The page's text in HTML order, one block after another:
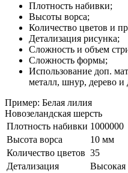
Плотность набивки;
Высоты ворса;
Количество цветов и
Детализация рисунка;
Сложность и объем
Сложность формы;
Использование доп.
металл, шнур, дерево и
Пример: Белая лилия
Новозеландская шерсть
Плотность набивки 1000000
Высота ворса
10 мм
Количество цветов 35
Детализация
Высокая